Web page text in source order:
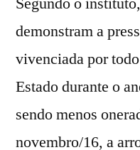
demonstram a
vivenciada por
Estado durante o
sendo menos
novembro/16, a